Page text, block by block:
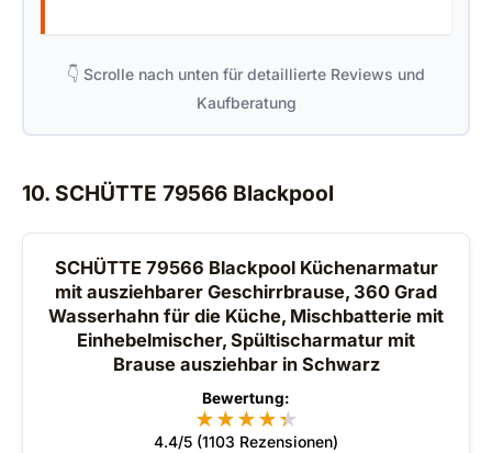
👇 Scrolle nach unten für detaillierte Reviews und
Kaufberatung
10. SCHÜTTE 79566 Blackpool
SCHÜTTE 79566 Blackpool Küchenarmatur
mit ausziehbarer Geschirrbrause, 360 Grad
Wasserhahn für die Küche, Mischbatterie mit
Einhebelmischer, Spültischarmatur mit
Brause ausziehbar in Schwarz
Bewertung:
★★★★★
★
4.4/5 (1103 Rezensionen)